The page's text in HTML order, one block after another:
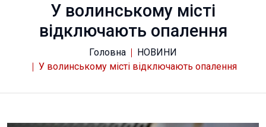
У волинському місті
відключають опалення
Головна
НОВИНИ
У волинському місті відключають опалення